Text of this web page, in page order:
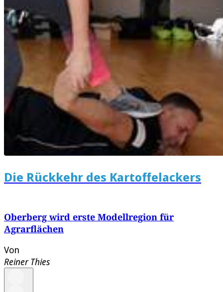
Die Rückkehr des Kartoffelackers
Oberberg wird erste Modellregion für
Agrarflächen
Von
Reiner Thies